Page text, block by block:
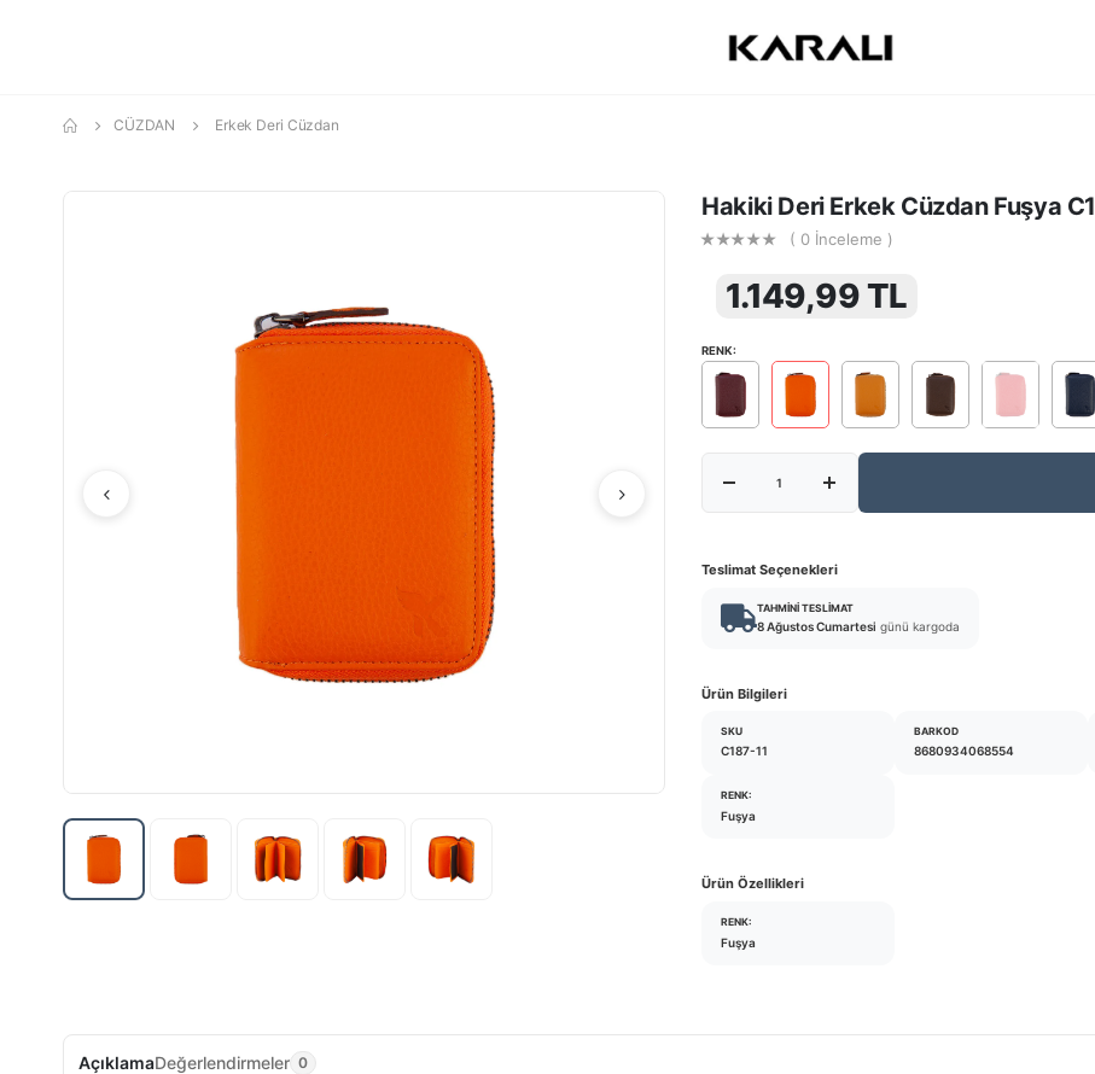
CÜZDAN Erkek Deri Cüzdan
Hakiki Deri Erkek Cüzdan Fuşya
( 0 İnceleme )
1.149,99 TL
RENK:
Teslimat Seçenekleri
TAHMINI TESLIMAT
8 Ağustos Cumartesi günü kargoda
Ürün Bilgileri
SKU
C187-11
BARKOD
8680934068554
RENK:
Fuşya
Ürün Özellikleri
RENK:
Fuşya
AçıklamaDeğerlendirmeler 0